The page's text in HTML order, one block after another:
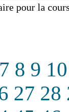
pour la
7 8 9 10
27 28